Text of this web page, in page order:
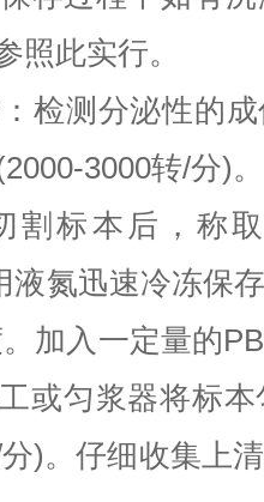
照此实行。
检测分泌性的
3000转/分)
割标本后，称
液氮迅速冷冻保
加入一定量的
或匀浆器将标
)。仔细收集上